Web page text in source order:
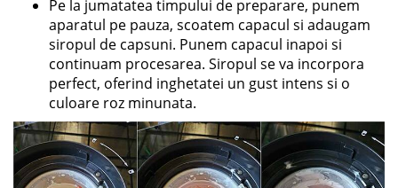
Pe la jumatatea timpului de preparare, punem
aparatul pe pauza, scoatem capacul si adaugam
siropul de capsuni. Punem capacul inapoi si
continuam procesarea. Siropul se va incorpora
perfect, oferind inghetatei un gust intens si o
culoare roz minunata.